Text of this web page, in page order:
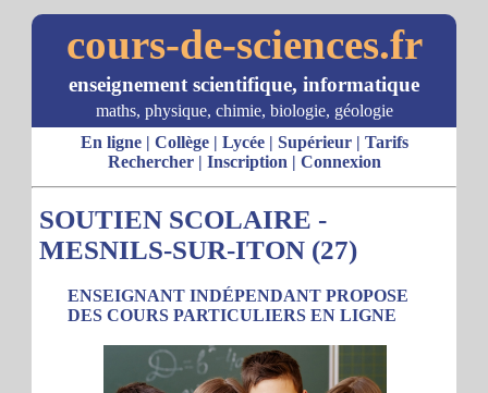
cours-de-sciences.fr
enseignement scientifique, informatique
maths, physique, chimie, biologie, géologie
En ligne| Collège| Lycée| Supérieur| Tarifs
Rechercher| Inscription | Connexion
SOUTIEN SCOLAIRE -
MESNILS-SUR-ITON (27)
ENSEIGNANT INDÉPENDANT PROPOSE
DES COURS PARTICULIERS EN LIGNE